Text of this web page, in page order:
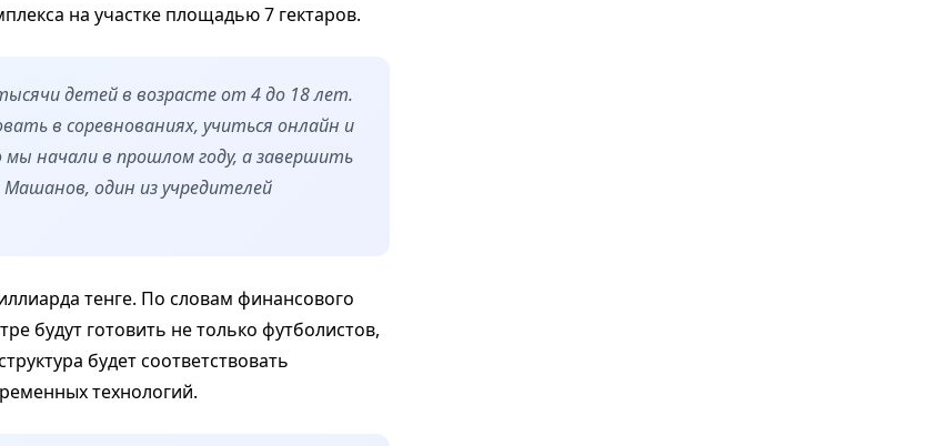
на участке площадью 7 гектаров.
детей в возрасте от 4 до 18 лет.
в соревнованиях, учиться онлайн и
начали в прошлом году, а завершить
один из учредителей
тенге. По словам финансового
будут готовить не только футболистов,
будет соответствовать
технологий.